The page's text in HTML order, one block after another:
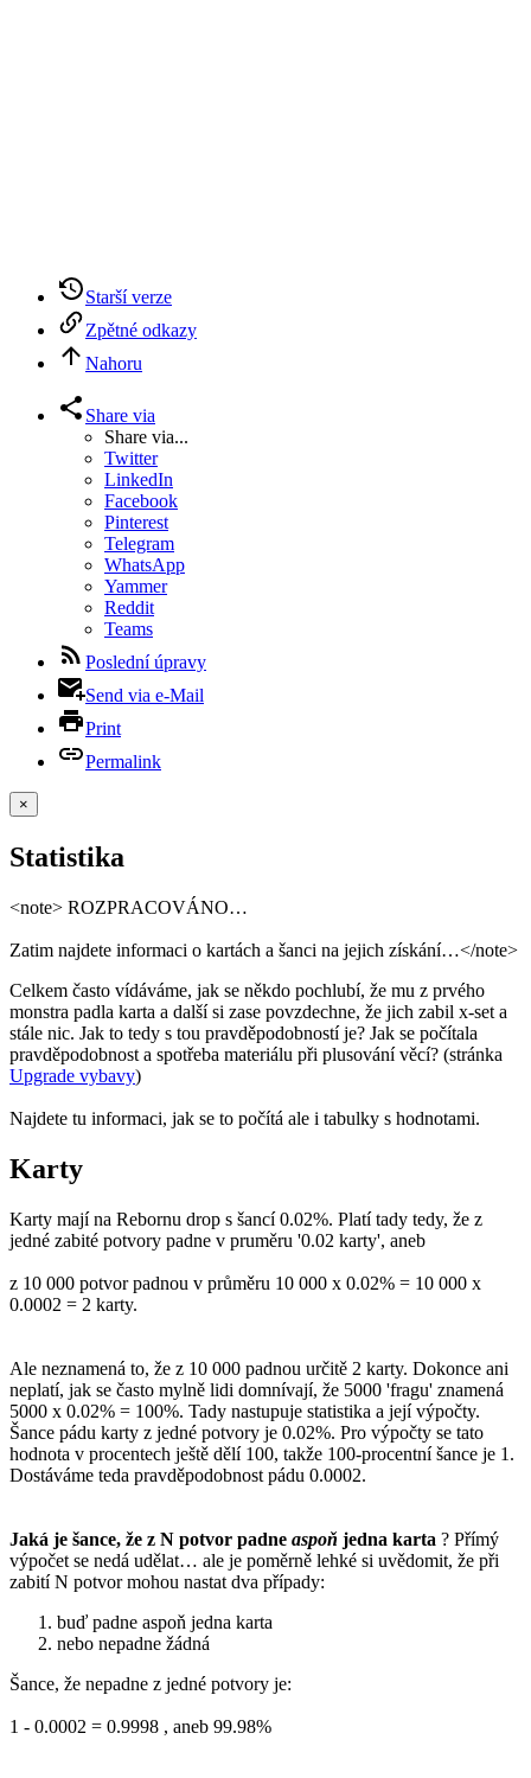
Starší verze
Zpětné odkazy
Nahoru
Share via
Share via...
Twitter
LinkedIn
Facebook
Pinterest
Telegram
WhatsApp
Yammer
Reddit
Teams
Poslední úpravy
Send via e-Mail
Print
Permalink
×
Statistika
<note> ROZPRACOVÁNO…
Zatim najdete informaci o kartách a šanci na jejich získání…</note>
Celkem často vídáváme, jak se někdo pochlubí, že mu z prvého
monstra padla karta a další si zase povzdechne, že jich zabil x-set a
stále nic. Jak to tedy s tou pravděpodobností je? Jak se počítala
pravděpodobnost a spotřeba materiálu při plusování věcí? (stránka
Upgrade vybavy)
Najdete tu informaci, jak se to počítá ale i tabulky s hodnotami.
Karty
Karty mají na Rebornu drop s šancí 0.02%. Platí tady tedy, že z
jedné zabité potvory padne v pruměru '0.02 karty', aneb
z 10 000 potvor padnou v průměru 10 000 x 0.02% = 10 000 x
0.0002 = 2 karty.
Ale neznamená to, že z 10 000 padnou určitě 2 karty. Dokonce ani
neplatí, jak se často mylně lidi domnívají, že 5000 'fragu' znamená
5000 x 0.02% = 100%. Tady nastupuje statistika a její výpočty.
Šance pádu karty z jedné potvory je 0.02%. Pro výpočty se tato
hodnota v procentech ještě dělí 100, takže 100-procentní šance je 1.
Dostáváme teda pravděpodobnost pádu 0.0002.
Jaká je šance, že z N potvor padne aspoň jedna karta ? Přímý
výpočet se nedá udělat… ale je poměrně lehké si uvědomit, že při
zabití N potvor mohou nastat dva případy:
buď padne aspoň jedna karta
nebo nepadne žádná
Šance, že nepadne z jedné potvory je:
1 - 0.0002 = 0.9998 , aneb 99.98%